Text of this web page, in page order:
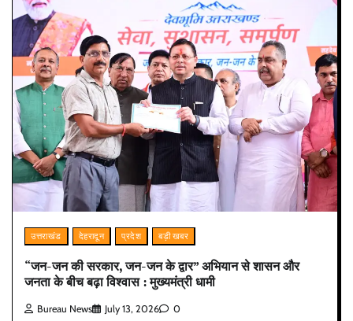
उत्तराखंड देहरादून प्रदेश बड़ी खबर
“जन-जन की सरकार, जन-जन के द्वार” अभियान से शासन और
जनता के बीच बढ़ा विश्वास : मुख्यमंत्री धामी
Bureau News July 13, 2026 0